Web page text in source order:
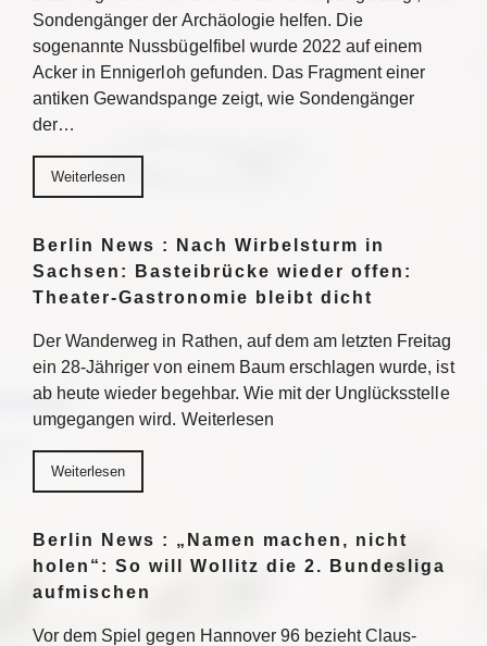
Sondengänger der Archäologie helfen. Die
sogenannte Nussbügelfibel wurde 2022 auf einem
Acker in Ennigerloh gefunden. Das Fragment einer
antiken Gewandspange zeigt, wie Sondengänger
der…
Weiterlesen
Berlin News : Nach Wirbelsturm in
Sachsen: Basteibrücke wieder offen:
Theater-Gastronomie bleibt dicht
Der Wanderweg in Rathen, auf dem am letzten Freitag
ein 28-Jähriger von einem Baum erschlagen wurde, ist
ab heute wieder begehbar. Wie mit der Unglücksstelle
umgegangen wird. Weiterlesen
Weiterlesen
Berlin News : „Namen machen, nicht
holen“: So will Wollitz die 2. Bundesliga
aufmischen
Vor dem Spiel gegen Hannover 96 bezieht Claus-